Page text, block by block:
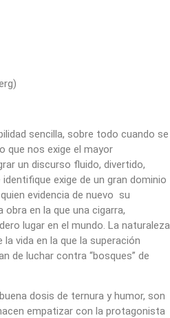
sencilla, sobre todo cuando se
que nos exige el mayor
un discurso fluido, divertido,
exige de un gran dominio
evidencia de nuevo su
en la que una cigarra,
lugar en el mundo. La naturaleza
vida en la que la superación
de luchar contra “bosques” de
dosis de ternura y humor, son
empatizar con la protagonista